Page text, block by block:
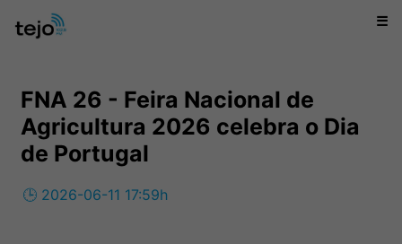
☰
FNA 26 - Feira Nacional de
Agricultura 2026 celebra o Dia
de Portugal
🕒 2026-06-11 17:59h